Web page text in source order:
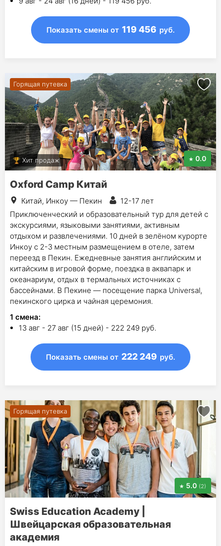
Показать смены от 119 456 руб.
Горящая путевка
Хит продаж 0.0
Oxford Camp Китай
Китай, Инкоу — Пекин
12-17 лет
Приключенческий и образовательный тур для детей с
экскурсиями, языковыми занятиями, активным
отдыхом и развлечениями. 10 дней в зелёном курорте
Инкоу с 2-3 местным размещением в отеле, затем
переезд в Пекин. Ежедневные занятия английским и
китайским в игровой форме, поездка в аквапарк и
океанариум, отдых в термальных источниках с
бассейнами. В Пекине — посещение парка Universal,
пекинского цирка и чайная церемония.
1 смена:
13 авг - 27 авг (15 дней) - 222 249 руб.
Показать смены от 222 249 руб.
Горящая путевка
5.0 (2)
Swiss Education Academy |
Швейцарская образовательная
академия